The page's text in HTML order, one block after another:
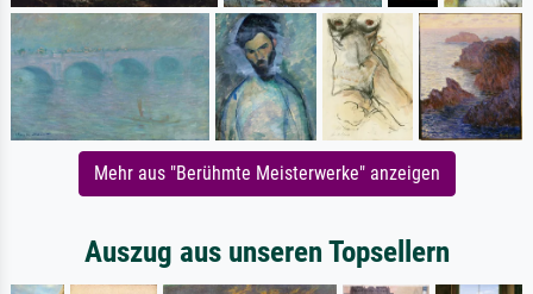
Mehr aus "Berühmte Meisterwerke" anzeigen
Auszug aus unseren Topsellern